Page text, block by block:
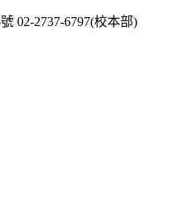
02-2737-6797(校本部)